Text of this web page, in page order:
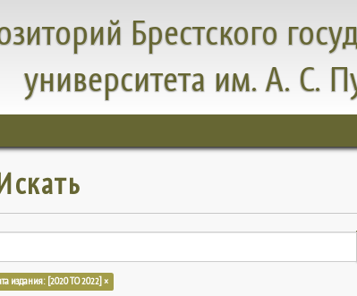
Брестского
университета им. А. С.
издания: [2020 TO 2022] ×